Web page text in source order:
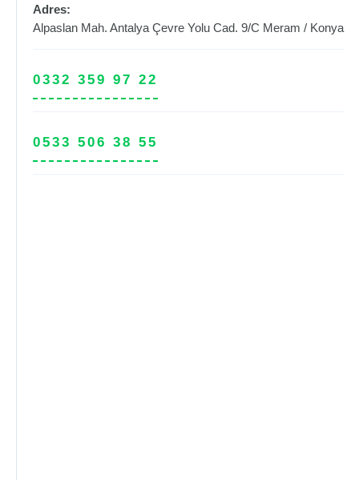
Adres:
Alpaslan Mah. Antalya Çevre Yolu Cad. 9/C Meram / Konya
0332 359 97 22
0533 506 38 55